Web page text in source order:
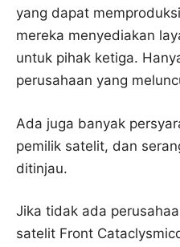
yang dapat
mereka menyediakan
untuk pihak ketiga.
perusahaan yang
Ada juga banyak
pemilik satelit, dan
ditinjau.
Jika tidak ada
satelit Front